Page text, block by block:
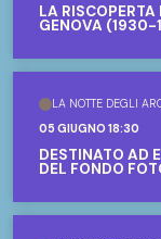
LA RISCOPERTA
GENOVA
LA NOTTE DEGLI
05 GIUGNO 18:30
DESTINATO AD
DEL FONDO